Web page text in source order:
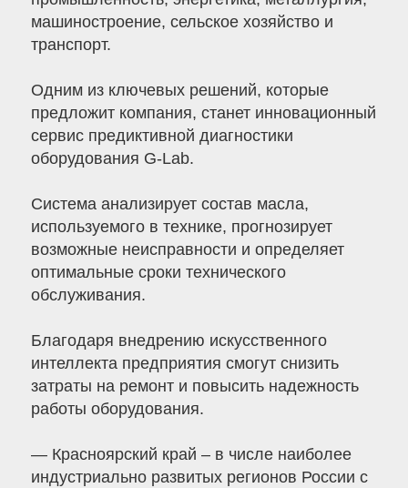
машиностроение, сельское хозяйство и
транспорт.
Одним из ключевых решений, которые
предложит компания, станет инновационный
сервис предиктивной диагностики
оборудования G-Lab.
Система анализирует состав масла,
используемого в технике, прогнозирует
возможные неисправности и определяет
оптимальные сроки технического
обслуживания.
Благодаря внедрению искусственного
интеллекта предприятия смогут снизить
затраты на ремонт и повысить надежность
работы оборудования.
— Красноярский край – в числе наиболее
индустриально развитых регионов России с